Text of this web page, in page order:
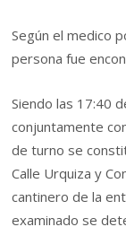
Según el medico
persona fue
Siendo las 17:40
conjuntamente
de turno se
Calle Urquiza y
cantinero de la
examinado se